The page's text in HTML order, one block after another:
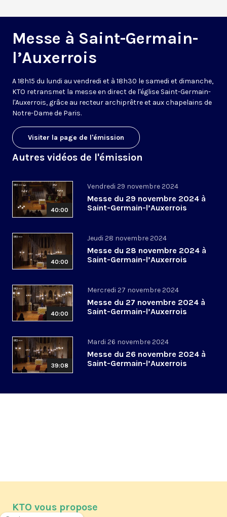
Messe à Saint-Germain-
l’Auxerrois
A 18h15 du lundi au vendredi et à 18h30 le samedi et dimanche,
KTO retransmet la messe en direct de l'église Saint-Germain-
l'Auxerrois, grâce au recteur archiprêtre et aux chapelains de
Notre-Dame de Paris.
Visiter la page de l'émission
Autres vidéos de l'émission
40:00
Vendredi 29 novembre 2024
Messe du 29 novembre 2024 à
Saint-Germain-l’Auxerrois
40:00
Jeudi 28 novembre 2024
Messe du 28 novembre 2024 à
Saint-Germain-l’Auxerrois
40:00
Mercredi 27 novembre 2024
Messe du 27 novembre 2024 à
Saint-Germain-l’Auxerrois
39:08
Mardi 26 novembre 2024
Messe du 26 novembre 2024 à
Saint-Germain-l’Auxerrois
KTO vous propose